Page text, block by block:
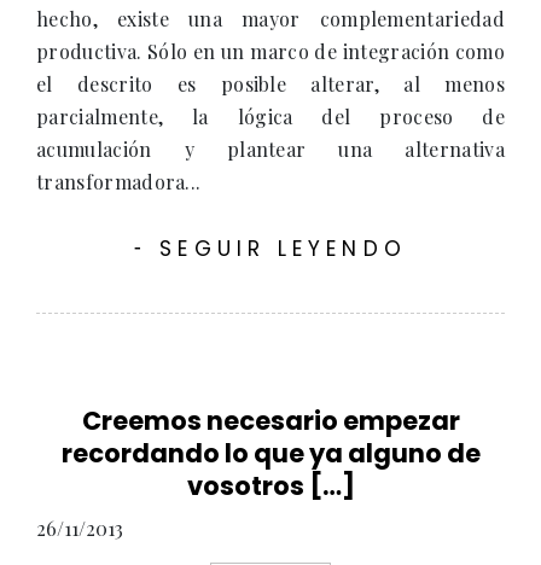
hecho, existe una mayor complementariedad
productiva. Sólo en un marco de integración como
el descrito es posible alterar, al menos
parcialmente, la lógica del proceso de
acumulación y plantear una alternativa
transformadora...
- SEGUIR LEYENDO
Creemos necesario empezar
recordando lo que ya alguno de
vosotros […]
26/11/2013